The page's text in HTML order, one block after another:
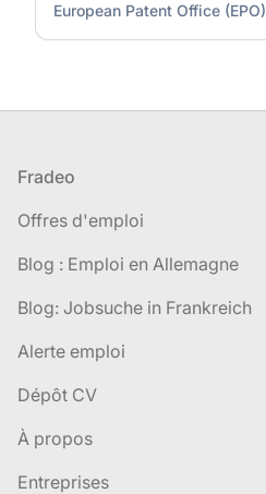
European Patent Office (EPO)
Pied de page
Fradeo
Offres d'emploi
Blog : Emploi en Allemagne
Blog: Jobsuche in Frankreich
Alerte emploi
Dépôt CV
À propos
Entreprises